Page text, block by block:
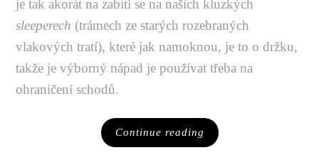
je tak akorát na zabití se na našich kluzkých
sleeperech (trámech ze starých rozebraných
vlakových tratí), které jak namoknou, je to o držku,
takže je výborný nápad je používat třeba na
ohraničení schodů.
Continue reading